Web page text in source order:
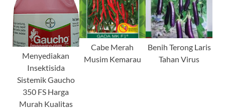
Menyediakan
Insektisida
Sistemik Gaucho
350 FS Harga
Murah Kualitas
Cabe Merah
Musim Kemarau
Benih Terong Laris
Tahan Virus